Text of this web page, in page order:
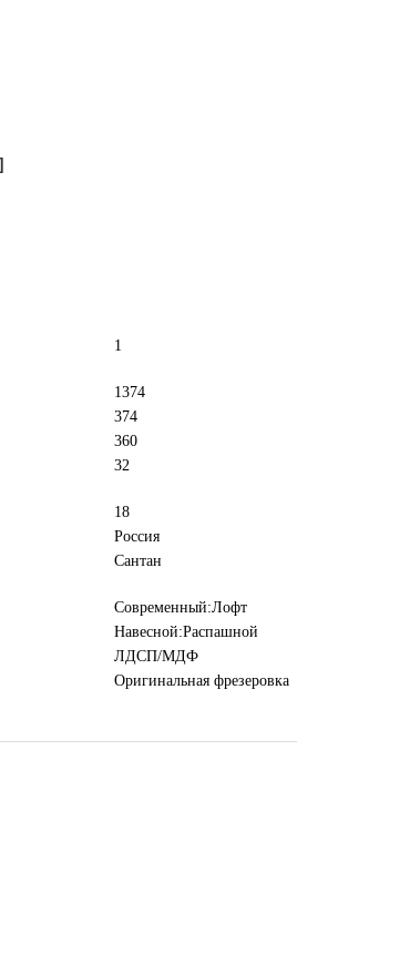
1
1374
374
360
32
18
Россия
Сантан
Современный:Лофт
Навесной:Распашной
ЛДСП/МДФ
Оригинальная фрезеровка